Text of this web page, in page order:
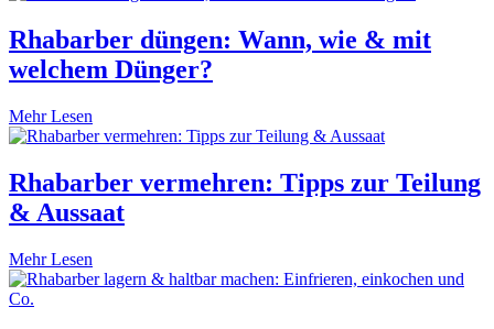
Rhabarber düngen: Wann, wie & mit
welchem Dünger?
Mehr Lesen
Rhabarber vermehren: Tipps zur Teilung
& Aussaat
Mehr Lesen